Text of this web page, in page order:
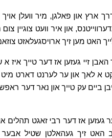
ארץ און פאלגן, מיר וועלן אויך
און איר וועט
האט מען זיך ארויסגעלאזט
האבן זיי געזען אז דער טייך
לאך און ער לערנט דארט מיט א
ביים עק טייך און נאר דער
געזען אז דער רבי זאגט תהלים
האט זיך געהאלטן שטיל